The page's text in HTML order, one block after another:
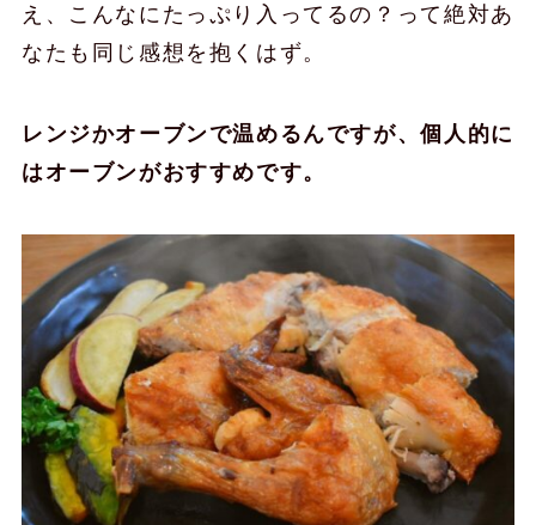
え、こんなにたっぷり入ってるの？って絶対あ
なたも同じ感想を抱くはず。
レンジかオーブンで温めるんですが、個人的に
はオーブンがおすすめです。